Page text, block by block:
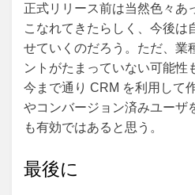
正式リリース前は当然色々あ
こなれてきたらしく、今後は
せていくのだろう。ただ、業
ントがたまっていない可能性
今まで通り CRM を利用して
やコンバージョン済みユーザ
も有効ではあると思う。
最後に